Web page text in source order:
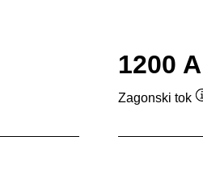
1200 A
Zagonski tok